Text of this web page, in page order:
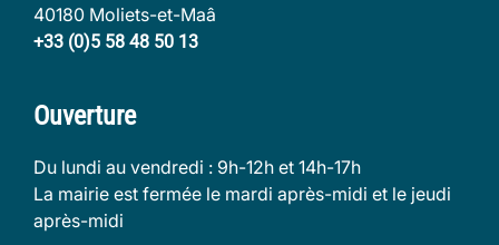
40180 Moliets-et-Maâ
+33 (0)5 58 48 50 13
Ouverture
Du lundi au vendredi : 9h-12h et 14h-17h
La mairie est fermée le mardi après-midi et le jeudi
après-midi